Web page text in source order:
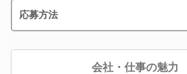
応募方法
会社・仕事の魅力